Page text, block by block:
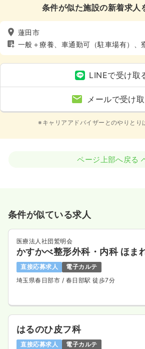
条件が似た施設の新着求人
蓮田市
一般＋療養、車通勤可（駐車場有）、
LINEで受け取
メールで受け
※キャリアアドバイザーとのやりとり
ページ上部へ戻る
条件が似ている求人
医療法人社団鷲明会
かすかべ整形外科・内科 ほま
直接応募求人
電子カルテ
埼玉県春日部市 / 春日部駅 徒歩7分
はるのひ皮フ科
直接応募求人
電子カルテ